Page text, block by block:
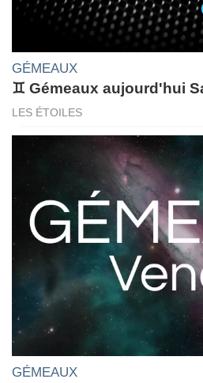
GÉMEAUX
♊ Gémeaux aujourd'hui
LES ÉTOILES
GÉMEAUX